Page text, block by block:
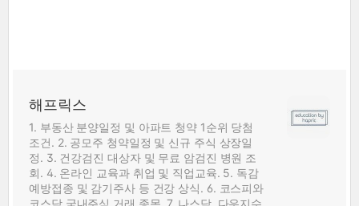
해프릭스
1. 부동산 분양일정 및 아파트 청약 1순위 당첨
조건. 2. 공모주 청약일정 및 신규 주식 상장일
정. 3. 건강검진 대상자 및 무료 암검진 병원 조
회. 4. 온라인 교육과 취업 및 직업교육. 5. 독감
예방접종 및 감기주사 등 건강 상식. 6. 코스피와
코스닥 국내주식 거래 종목. 7. 나스닥, 다우지수,